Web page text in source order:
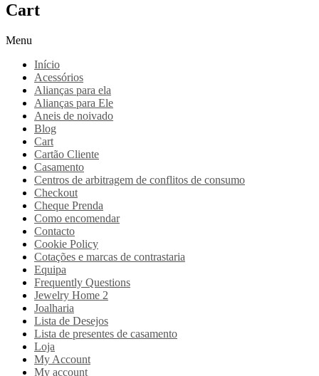
Cart
Menu
Início
Acessórios
Alianças para ela
Alianças para Ele
Aneis de noivado
Blog
Cart
Cartão Cliente
Casamento
Centros de arbitragem de conflitos de consumo
Checkout
Cheque Prenda
Como encomendar
Contacto
Cookie Policy
Cotações e marcas de contrastaria
Equipa
Frequently Questions
Jewelry Home 2
Joalharia
Lista de Desejos
Lista de presentes de casamento
Loja
My Account
My account